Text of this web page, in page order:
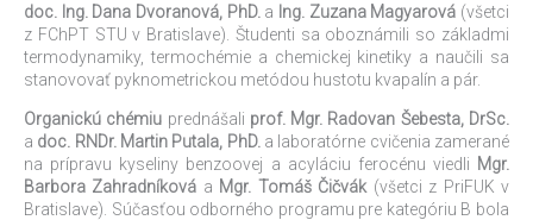
doc. Ing. Dana Dvoranová, PhD. a Ing. Zuzana Magyarová (všetci
z FChPT STU v Bratislave). Študenti sa oboznámili so základmi
termodynamiky, termochémie a chemickej kinetiky a naučili sa
stanovovať pyknometrickou metódou hustotu kvapalín a pár.
Organickú chémiu prednášali prof. Mgr. Radovan Šebesta, DrSc.
a doc. RNDr. Martin Putala, PhD. a laboratórne cvičenia zamerané
na prípravu kyseliny benzoovej a acyláciu ferocénu viedli Mgr.
Barbora Zahradníková a Mgr. Tomáš Čičvák (všetci z PriFUK v
Bratislave). Súčasťou odborného programu pre kategóriu B bola